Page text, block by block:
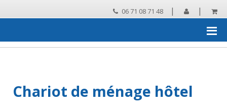
06 71 08 71 48 | |
Chariots pour
Chariot de ménage hôtel